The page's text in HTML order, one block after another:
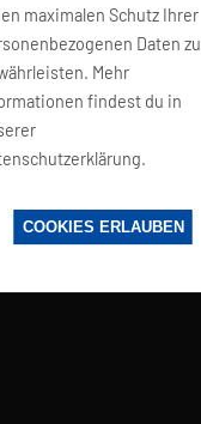
maximalen Schutz Ihrer
Daten zu
Mehr
findest du in
COOKIES ERLAUBEN